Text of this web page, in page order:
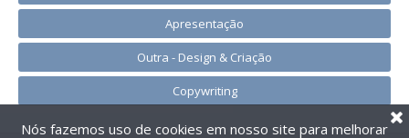
Apresentação
Outra - Design & Criação
Copywriting
Nós fazemos uso de cookies em nosso site para melhorar